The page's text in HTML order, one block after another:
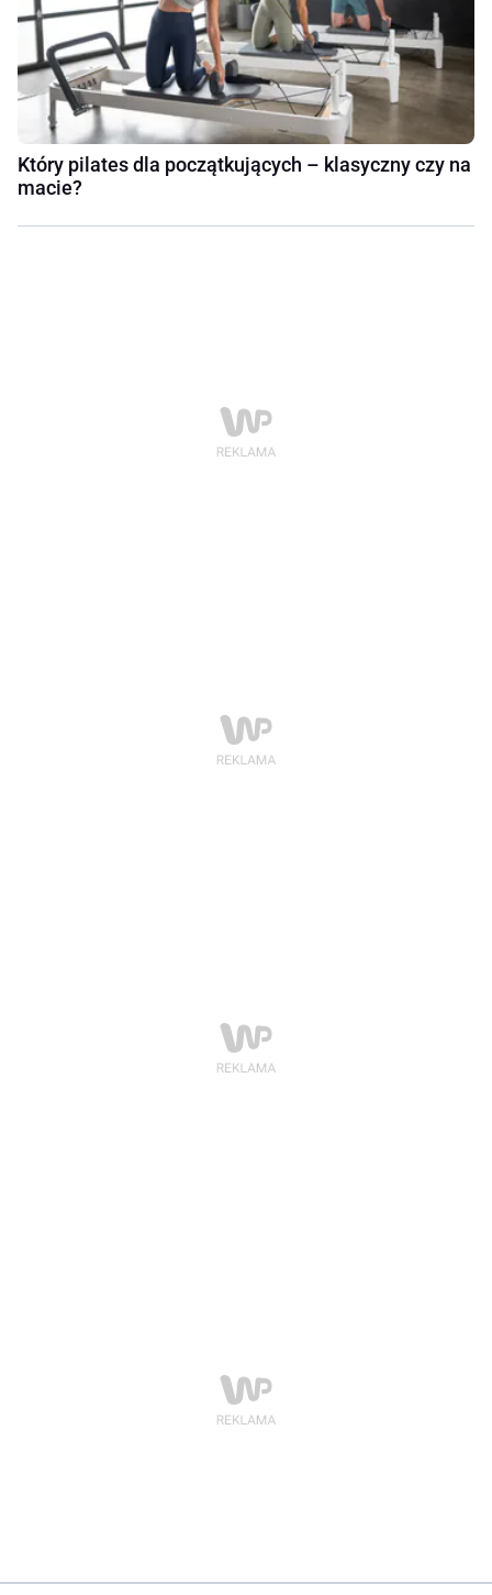
Który pilates dla początkujących – klasyczny czy na
macie?